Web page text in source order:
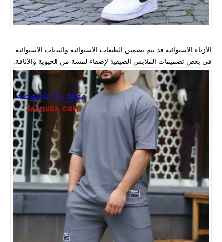
الأزياء الاستوائية قد يتم تضمين الطبعات الاستوائية والنباتات الاستوائية
في بعض تصميمات الملابس الصيفية لإضفاء لمسة من الحيوية والأناقة.